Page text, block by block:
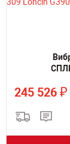
245 526 ₽